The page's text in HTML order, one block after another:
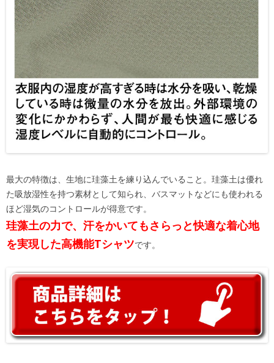
最大の特徴は、生地に珪藻土を練り込んでいること。珪藻土は優れ
た吸放湿性を持つ素材として知られ、バスマットなどにも使われる
ほど湿気のコントロールが得意です。
珪藻土の力で、汗をかいてもさらっと快適な着心地
を実現した高機能Tシャツです。